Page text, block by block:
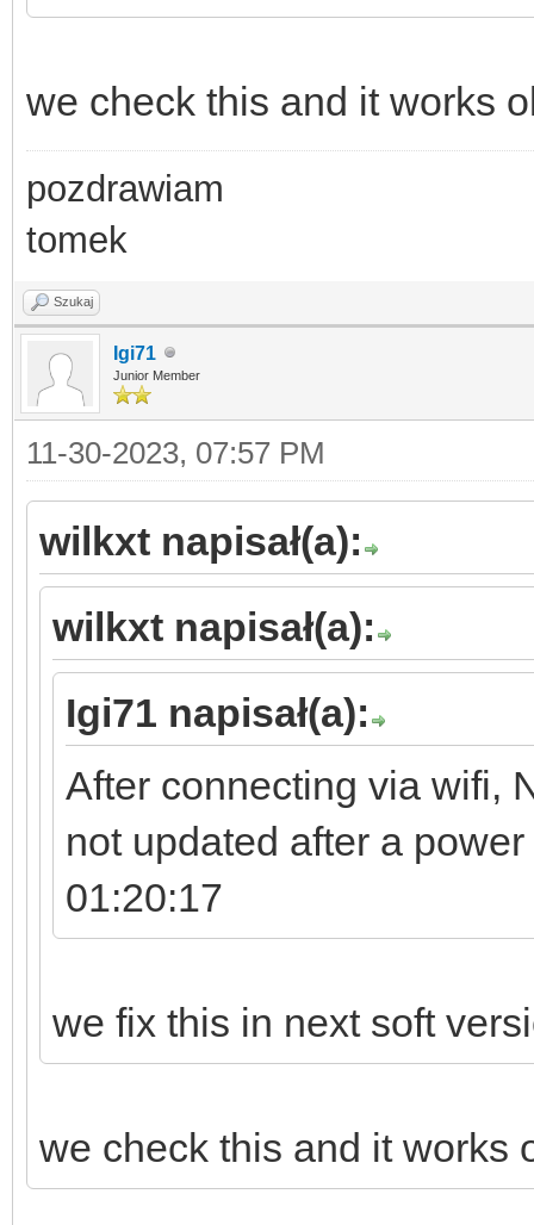
we check this and it works
pozdrawiam
tomek
Szukaj
Igi71
Junior Member
11-30-2023, 07:57 PM
wilkxt napisał(a):
wilkxt napisał(a):
Igi71 napisał(a):
After connecting via wifi,
not updated after a
01:20:17
we fix this in next soft
we check this and it works